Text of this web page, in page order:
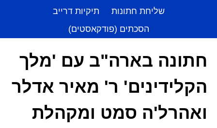
שליחת חתונות
תיקיות דרייב
הסכתים (פודקאסטים)
חתונה בארה"ב עם 'מלך
הקלידינים' ר' מאיר אדלר
ואהרל'ה סמט ומקהלת